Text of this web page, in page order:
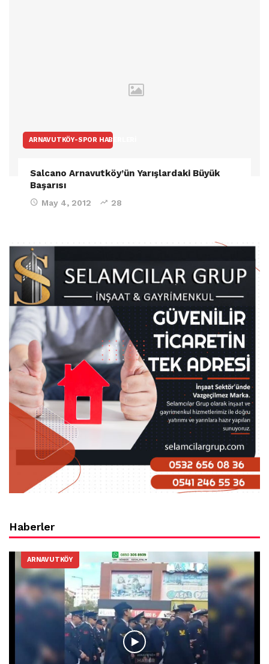
ARNAVUTKÖY-SPOR HABERLERI
Salcano Arnavutköy’ün Yarışlardaki Büyük
Başarısı
May 4, 2012 28
Haberler
ARNAVUTKÖY